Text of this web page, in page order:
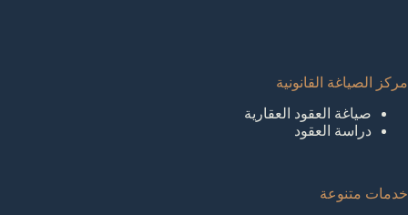
مركز الصياغة القانونية
صياغة العقود العقارية
دراسة العقود
خدمات متنوعة